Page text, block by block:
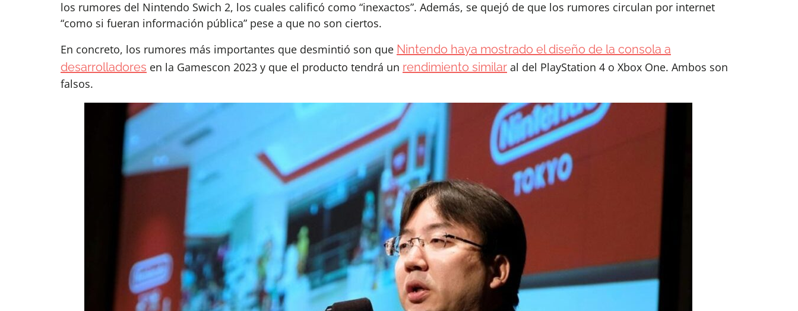
los rumores del Nintendo Swich 2, los cuales calificó como “inexactos”. Además, se quejó de que los rumores circulan por internet
“como si fueran información pública” pese a que no son ciertos.
En concreto, los rumores más importantes que desmintió son que Nintendo haya mostrado el diseño de la consola a
desarrolladores en la Gamescon 2023 y que el producto tendrá un rendimiento similar al del PlayStation 4 o Xbox One. Ambos son
falsos.